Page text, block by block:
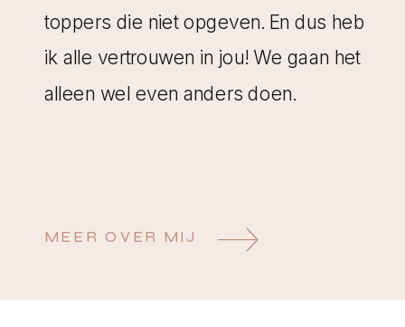
toppers die niet opgeven. En dus heb
ik alle vertrouwen in jou! We gaan het
alleen wel even anders doen.
MEER OVER MIJ